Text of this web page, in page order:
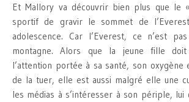
Et Mallory va découvrir bien plus que le
sportif de gravir le sommet de
adolescence. Car l’Everest, ce n’est
montagne. Alors que la jeune fille
l’attention portée à sa santé, son
de la tuer, elle est aussi malgré elle une
les médias à s’intéresser à son périple, lui